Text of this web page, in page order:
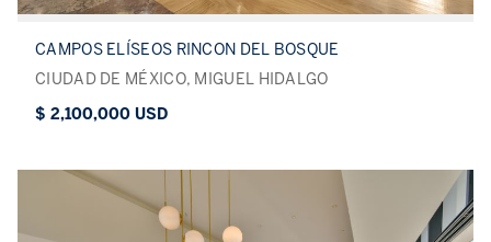
CAMPOS ELÍSEOS RINCON DEL BOSQUE
CIUDAD DE MÉXICO, MIGUEL HIDALGO
$ 2,100,000 USD